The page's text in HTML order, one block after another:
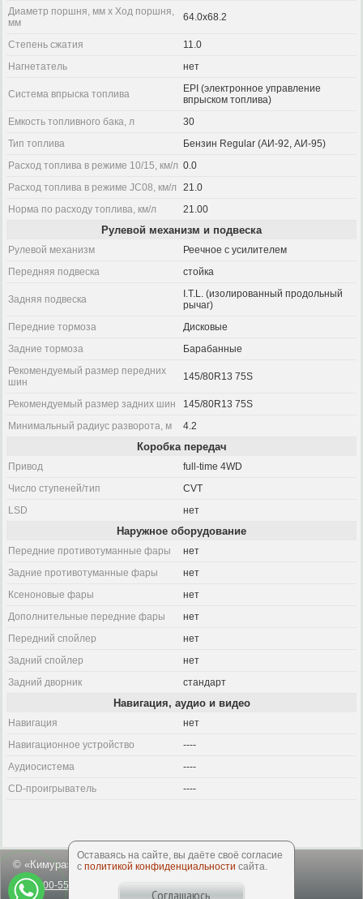
Диаметр поршня, мм x Ход поршня,
мм
64.0x68.2
Степень сжатия
11.0
Нагнетатель
нет
Система впрыска топлива
EPI (электронное управление
впрыском топлива)
Емкость топливного бака, л
30
Тип топлива
Бензин Regular (АИ-92, АИ-95)
Расход топлива в режиме 10/15, км/л 0.0
Расход топлива в режиме JC08, км/л
21.0
Норма по расходу топлива, км/л
21.00
Рулевой механизм и подвеска
Рулевой механизм
Реечное с усилителем
Передняя подвеска
стойка
Задняя подвеска
I.T.L. (изолированный продольный
рычаг)
Передние тормоза
Дисковые
Задние тормоза
Барабанные
Рекомендуемый размер передних
шин
145/80R13 75S
Рекомендуемый размер задних шин
145/80R13 75S
Минимальный радиус разворота, м
4.2
Коробка передач
Привод
full-time 4WD
Число ступеней/тип
CVT
LSD
нет
Наружное оборудование
Передние противотуманные фары
нет
Задние противотуманные фары
нет
Ксеноновые фары
нет
Дополнительные передние фары
нет
Передний спойлер
нет
Задний спойлер
нет
Задний дворник
стандарт
Навигация, аудио и видео
Навигация
нет
Навигационное устройство
----
Аудиосистема
----
CD-проигрыватель
----
© «Кимура», 2003-2026
8-800-550-50-64 office@kimuracars.com
Оставаясь на сайте, вы даёте своё согласие
с политикой конфиденциальности сайта.
Соглашаюсь